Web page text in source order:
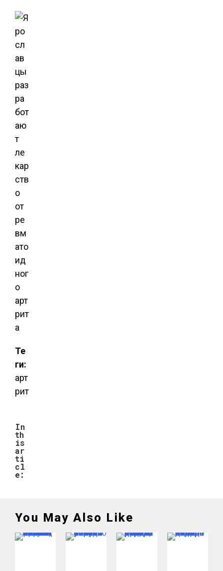
Те
ги:
арт
рит
In
th
is
ar
ti
cl
e:
You May Also Like